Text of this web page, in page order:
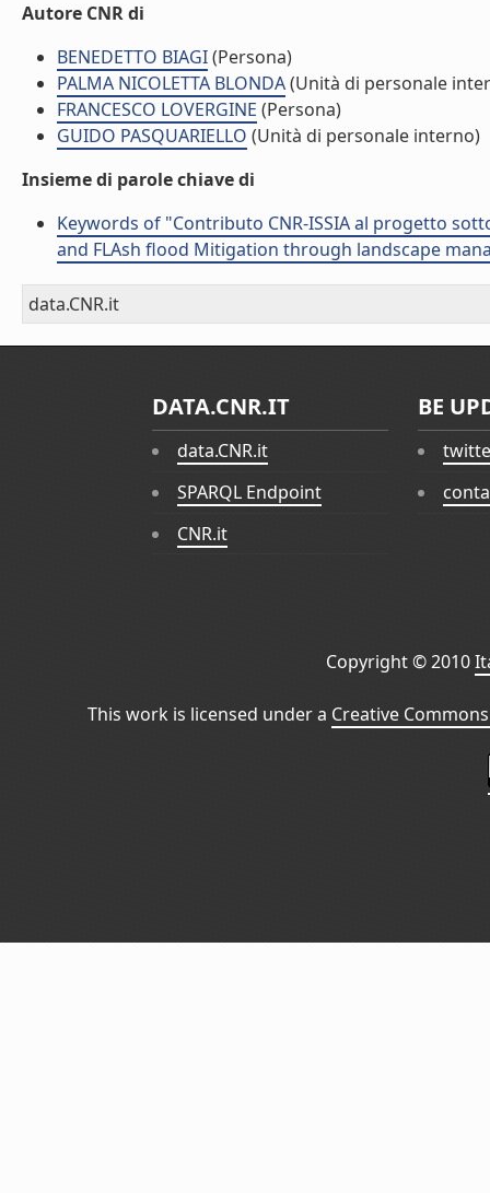
Autore CNR di
BENEDETTO BIAGI(Persona)
PALMA NICOLETTA BLONDA(Unità di personale
FRANCESCO LOVERGINE (Persona)
GUIDO PASQUARIELLO (Unità di personale interno)
Insieme di parole chiave di
Keywords of "Contributo CNR-ISSIA al progetto
and FLAsh flood Mitigation through landscape
data.CNR.it
DATA.CNR.IT
data.CNR.it
SPARQL Endpoint
CNR.it
BE
Copyright © 2010
This work is licensed under a Creative